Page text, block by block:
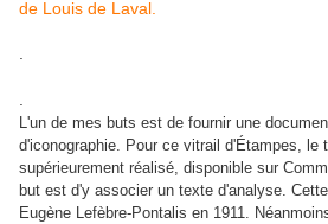
de Louis de Laval.
L'un de mes buts est de fournir une
d'iconographie. Pour ce vitrail d'Étampes, le
supérieurement réalisé, disponible sur
but est d'y associer un texte d'analyse.
Eugène Lefèbre-Pontalis en 1911.